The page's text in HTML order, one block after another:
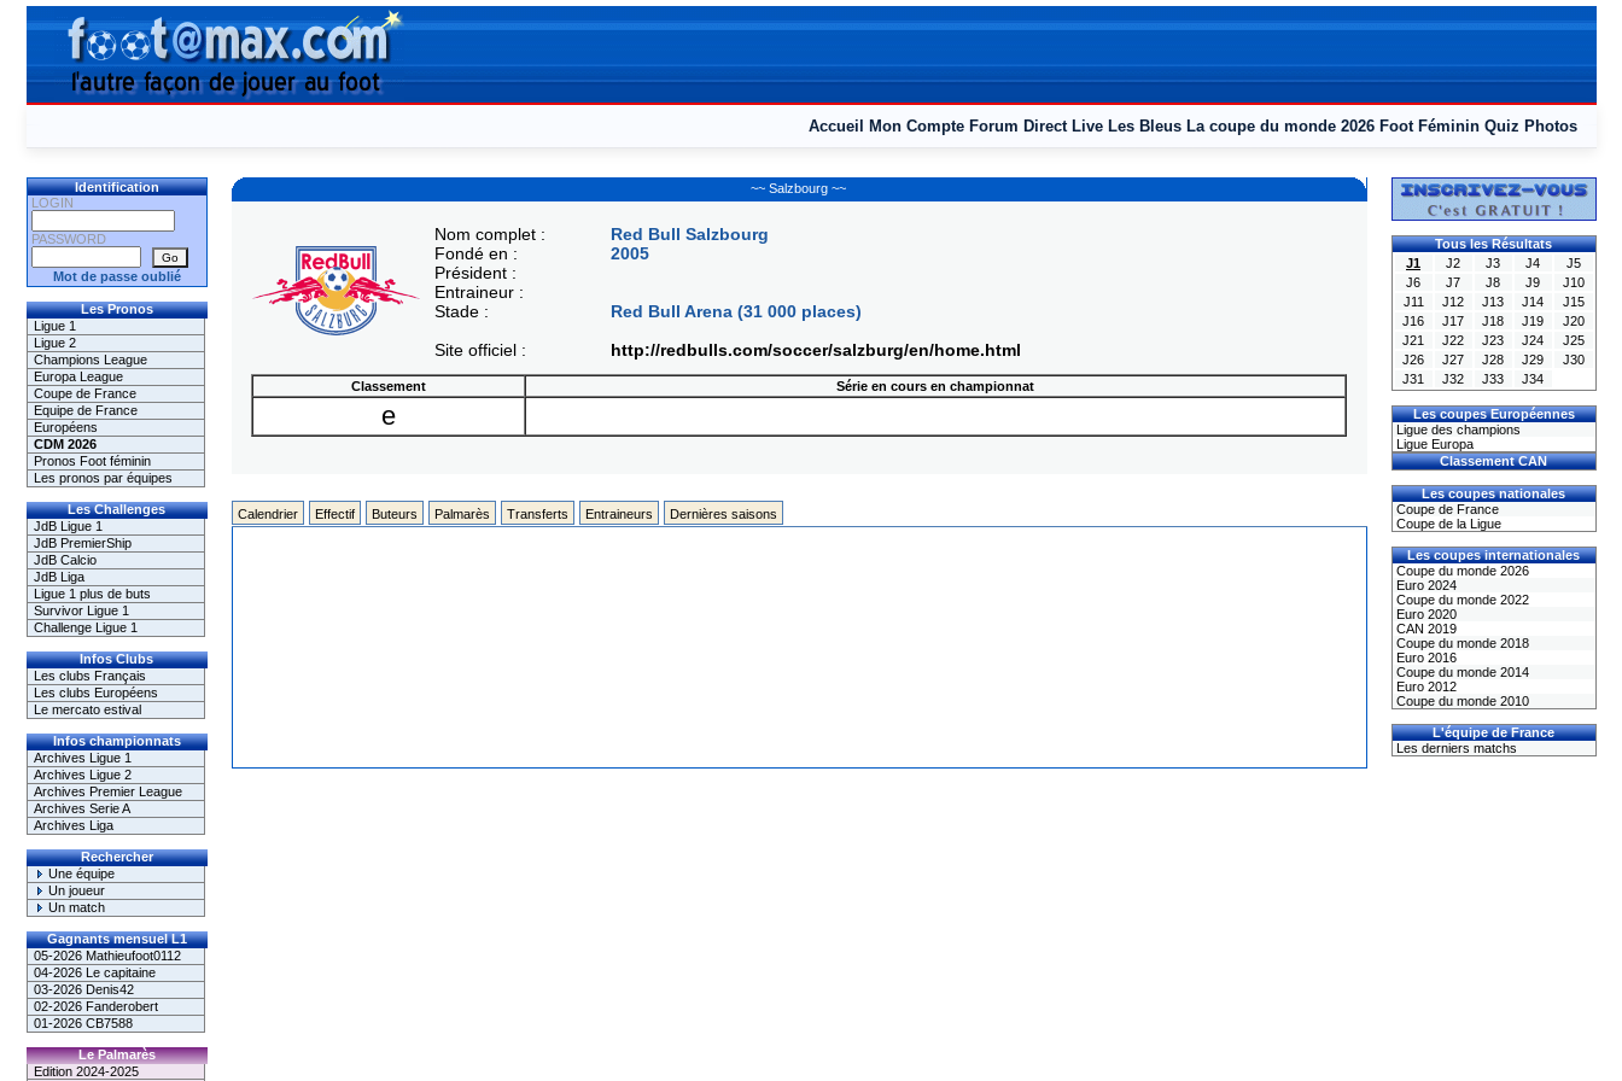
Accueil Mon Compte Forum Direct Live Les Bleus La coupe du monde 2026 Foot Féminin Quiz Photos
Identification
LOGIN
PASSWORD
Mot de passe oublié
Les Pronos
Ligue 1
Ligue 2
Champions League
Europa League
Coupe de France
Equipe de France
Européens
CDM 2026
Pronos Foot féminin
Les pronos par équipes
Les Challenges
JdB Ligue 1
JdB PremierShip
JdB Calcio
JdB Liga
Ligue 1 plus de buts
Survivor Ligue 1
Challenge Ligue 1
Infos Clubs
Les clubs Français
Les clubs Européens
Le mercato estival
Infos championnats
Archives Ligue 1
Archives Ligue 2
Archives Premier League
Archives Serie A
Archives Liga
Rechercher
Une équipe
Un joueur
Un match
Gagnants mensuel L1
05-2026 Mathieufoot0112
04-2026 Le capitaine
03-2026 Denis42
02-2026 Fanderobert
01-2026 CB7588
Le Palmarès
Edition 2024-2025
~~ Salzbourg ~~
Nom complet :
Fondé en :
Président :
Entraineur :
Stade :
Site officiel :
Red Bull Salzbourg
2005
Red Bull Arena (31 000 places)
http://redbulls.com/soccer/salzburg/en/home.html
Classement Série en cours en championnat
e
Calendrier Effectif Buteurs Palmarès Transferts Entraineurs Dernières saisons
Tous les Résultats
J1
J2 J3 J4
J5
J6
J7 J8 J9
J10
J11
J12 J13 J14
J15
J16
J17 J18 J19
J20
J21
J22 J23 J24
J25
J26
J27 J28 J29
J30
J31
J32 J33 J34
Les coupes Européennes
Ligue des champions
Ligue Europa
Classement CAN
Les coupes nationales
Coupe de France
Coupe de la Ligue
Les coupes internationales
Coupe du monde 2026
Euro 2024
Coupe du monde 2022
Euro 2020
CAN 2019
Coupe du monde 2018
Euro 2016
Coupe du monde 2014
Euro 2012
Coupe du monde 2010
L'équipe de France
Les derniers matchs